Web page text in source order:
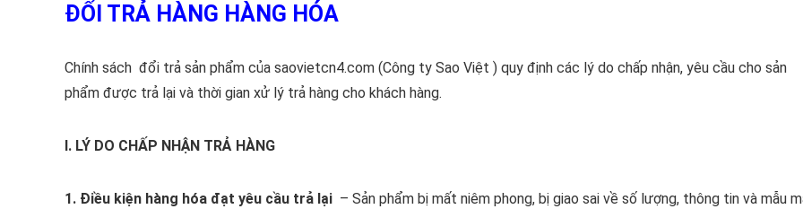
ĐỔI TRẢ HÀNG HÀNG HÓA
Chính sách đổi trả sản phẩm của saovietcn4.com (Công ty Sao Việt ) quy định các lý do chấp nhận, yêu cầu cho sản
phẩm được trả lại và thời gian xử lý trả hàng cho khách hàng.
I. LÝ DO CHẤP NHẬN TRẢ HÀNG
1. Điều kiện hàng hóa đạt yêu cầu trả lại – Sản phẩm bị mất niêm phong, bị giao sai về số lượng, thông tin và mẫu